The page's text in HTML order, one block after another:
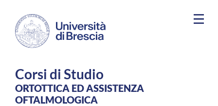
Corsi di Studio
ORTOTTICA ED ASSISTENZA
OFTALMOLOGICA